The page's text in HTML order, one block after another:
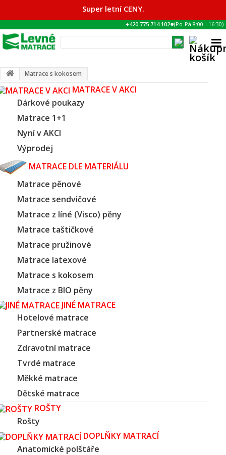
Super letní CENY.
+420 775 714 102●(Po-Pá 8:00 - 16:30)
Matrace s kokosem
MATRACE V AKCI
Dárkové poukazy
Matrace 1+1
Nyní v AKCI
Výprodej
MATRACE DLE MATERIÁLU
Matrace pěnové
Matrace sendvičové
Matrace z líné (Visco) pěny
Matrace taštičkové
Matrace pružinové
Matrace latexové
Matrace s kokosem
Matrace z BIO pěny
JINÉ MATRACE
Hotelové matrace
Partnerské matrace
Zdravotní matrace
Tvrdé matrace
Měkké matrace
Dětské matrace
ROŠTY
Rošty
DOPLŇKY MATRACÍ
Anatomické polštáře